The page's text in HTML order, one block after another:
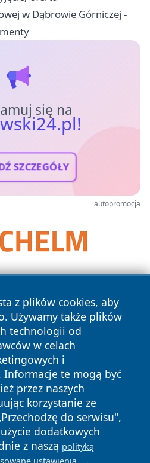
w Dąbrowie Górniczej -
się na
SZCZEGÓŁY
autopromocja
z plików cookies, aby
Używamy także plików
technologii od
w celach
i
Informacje te mogą być
przez naszych
korzystanie ze
do serwisu",
dodatkowych
z naszą polityką
Wszystkie prawa
Polityka
Cookies